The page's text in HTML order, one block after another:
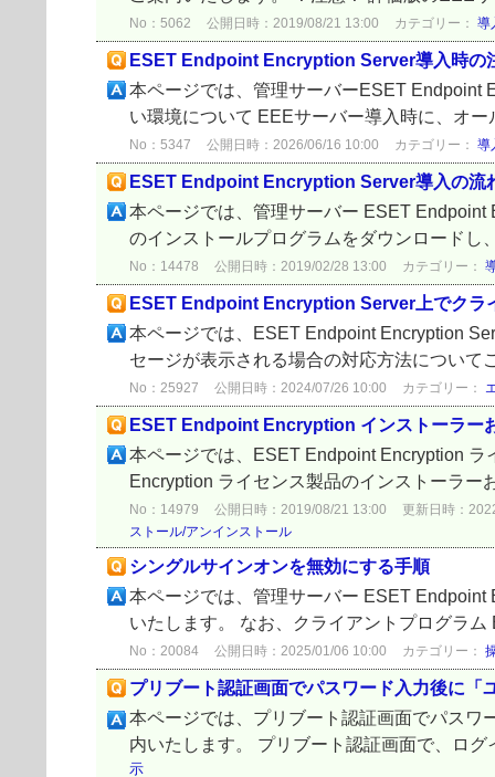
No：5062 公開日時：2019/08/21 13:00 カテゴリー： 導
ESET Endpoint Encryption Server導入時の
本ページでは、管理サーバーESET Endpoint
い環境について EEEサーバー導入時に、オ
No：5347 公開日時：2026/06/16 10:00 カテゴリー： 導
ESET Endpoint Encryption Server導入の流
本ページでは、管理サーバー ESET
のインストールプログラムをダウンロードし
No：14478 公開日時：2019/02/28 13:00 カテゴリー：
ESET Endpoint Encryption Server上でクラ
本ページでは、ESET Endpoint Encryption
セージが表示される場合の対応方法につい
No：25927 公開日時：2024/07/26 10:00 カテゴリー：
ESET Endpoint Encryption インストーラー
本ページでは、ESET Endpoint Encryption
Encryption ライセンス製品のインストーラ
No：14979 公開日時：2019/08/21 13:00
更新日時：
ストール/アンインストール
シングルサインオンを無効にする手順
本ページでは、管理サーバー ESET
いたします。 なお、クライアントプログラ
No：20084 公開日時：2025/01/06 10:00 カテゴリー：
プリブート認証画面でパスワード入力後に
本ページでは、プリブート認証画面でパスワ
内いたします。 プリブート認証画面で、ロ
示